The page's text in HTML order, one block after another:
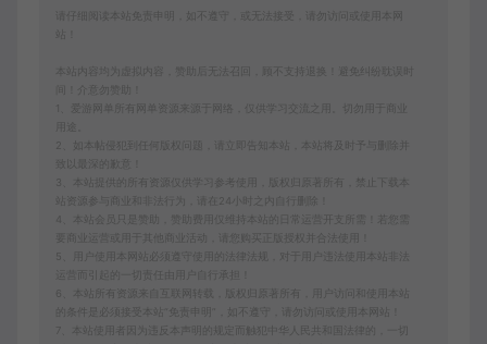
请仔细阅读本站免责申明，如不遵守，或无法接受，请勿访问或使用本网
本站内容均为虚拟内容，赞助后无法召回，顾不支持退换！避免纠纷耽误时
间！介意勿赞助！
1、爱游网单所有网单资源来源于网络，仅供学习交流之用。切勿用于商业
2、如本帖侵犯到任何版权问题，请立即告知本站，本站将及时予与删除并
致以最深的歉意！
3、本站提供的所有资源仅供学习参考使用，版权归原著所有，禁止下载本
站资源参与商业和非法行为，请在24小时之内自行删除！
4、本站会员只是赞助，赞助费用仅维持本站的日常运营开支所需！若您需
要商业运营或用于其他商业活动，请您购买正版授权并合法使用！
5、用户使用本网站必须遵守使用的法律法规，对于用户违法使用本站非法
6、本站所有资源来自互联网转载，版权归原著所有，用户访问和使用本站
的条件是必须接受本站“免责申明”，如不遵守，请勿访问或使用本网站！
7、本站使用者因为违反本声明的规定而触犯中华人民共和国法律的，一切